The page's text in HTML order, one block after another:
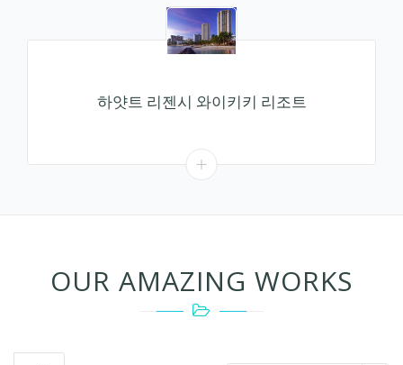
하얏트 리젠시 와이키키 리조트
OUR AMAZING WORKS